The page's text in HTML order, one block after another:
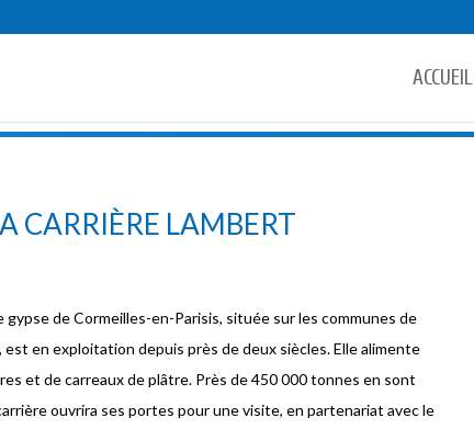
ACCUEIL
CARRIÈRE LAMBERT
de Cormeilles-en-Parisis, située sur les communes de
en exploitation depuis près de deux siècles. Elle alimente
et de carreaux de plâtre. Près de 450 000 tonnes en sont
ouvrira ses portes pour une visite, en partenariat avec le